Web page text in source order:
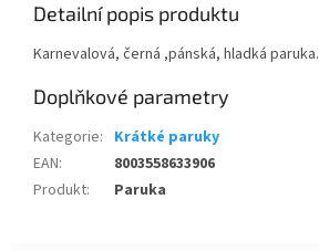
Detailní popis produktu
Karnevalová, černá ,pánská, hladká paruka.
Doplňkové parametry
Kategorie: Krátké paruky
EAN:
8003558633906
Produkt: Paruka